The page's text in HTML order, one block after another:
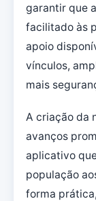
garantir que
facilitado às
apoio
vínculos,
mais
A criação da
avanços
aplicativo
população
forma